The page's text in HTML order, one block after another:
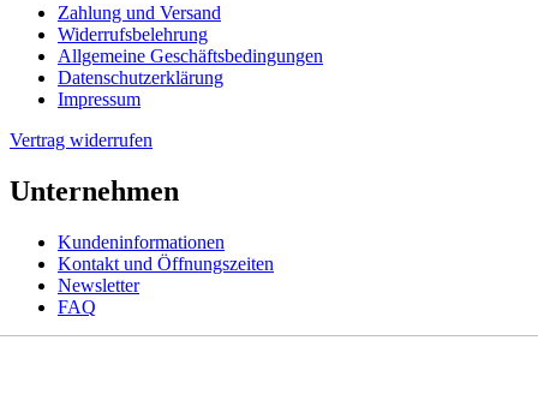
Zahlung und Versand
Widerrufsbelehrung
Allgemeine Geschäftsbedingungen
Datenschutzerklärung
Impressum
Vertrag widerrufen
Unternehmen
Kundeninformationen
Kontakt und Öffnungszeiten
Newsletter
FAQ